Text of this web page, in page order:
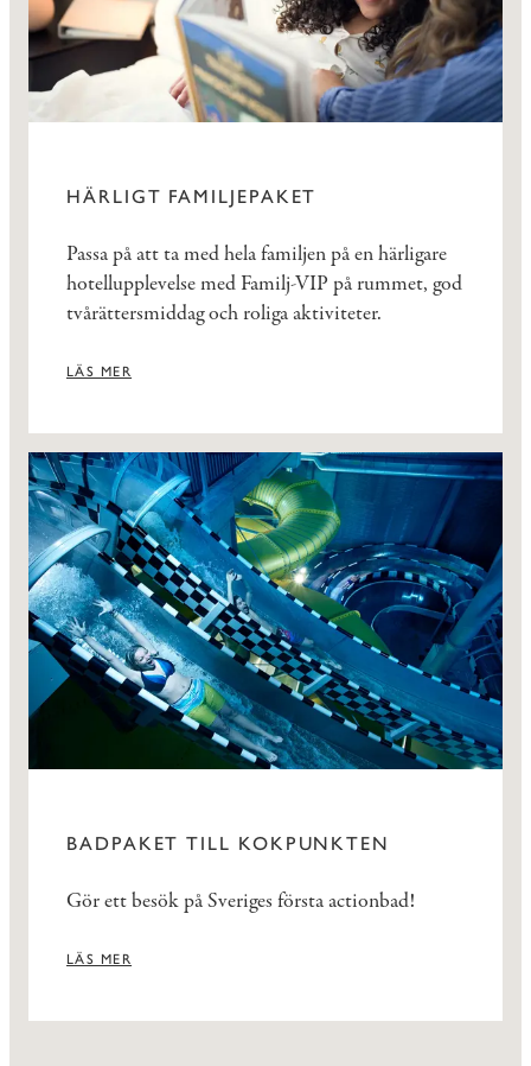
HÄRLIGT FAMILJEPAKET
Passa på att ta med hela familjen på en härligare
hotellupplevelse med Familj-VIP på rummet, god
tvårättersmiddag och roliga aktiviteter.
LÄS MER
BADPAKET TILL KOKPUNKTEN
Gör ett besök på Sveriges första actionbad!
LÄS MER